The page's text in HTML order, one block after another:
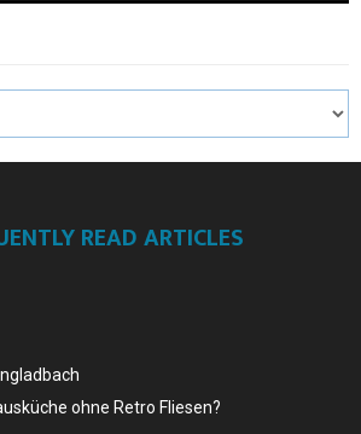
READ ARTICLES
ohne Retro Fliesen?